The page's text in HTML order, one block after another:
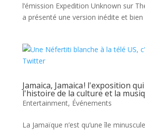
l’émission Expedition Unknown sur
a présenté une version inédite et bien
Jamaica, Jamaica ! l'exposition
l'histoire de la culture et la
Entertainment, Événements
La Jamaïque n’est qu’une île